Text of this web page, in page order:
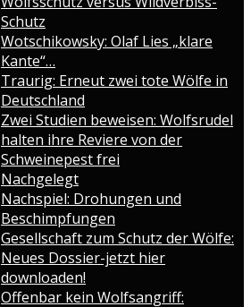
Schutz
Wotschikowsky: Olaf Lies „klare
Kante“…
Traurig: Erneut zwei tote Wölfe in
Deutschland
Zwei Studien beweisen: Wolfsrudel
halten ihre Reviere von der
Schweinepest frei
Nachgelegt
Nachspiel: Drohungen und
Beschimpfungen
Gesellschaft zum Schutz der Wölfe:
Neues Dossier-jetzt hier
downloaden!
Offenbar kein Wolfsangriff: